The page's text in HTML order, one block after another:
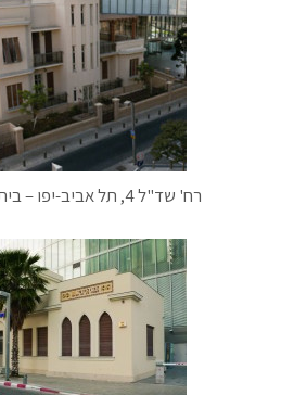
רח' שד"ל 4, תל אביב-יפו – בית רבקה גרינוולד